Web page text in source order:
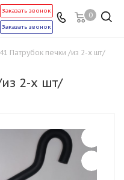
0
Заказать звонок
Заказать звонок
Патрубок печки /из 2-х шт/
2-х шт/